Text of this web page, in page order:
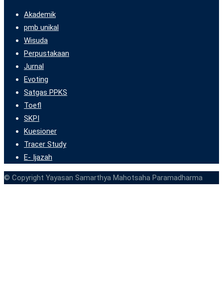
Akademik
pmb unikal
Wisuda
Perpustakaan
Jurnal
Evoting
Satgas PPKS
Toefl
SKPI
Kuesioner
Tracer Study
E- Ijazah
© Copyright Yayasan Samarthya Mahotsaha Paramadharma